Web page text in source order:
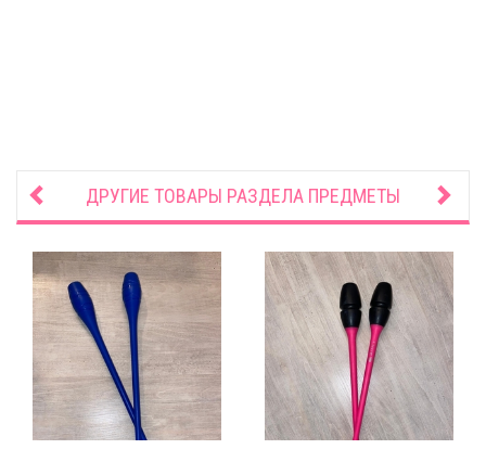
ДРУГИЕ ТОВАРЫ РАЗДЕЛА ПРЕДМЕТЫ